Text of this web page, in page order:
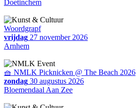
Doetinchem
Woordgrapf
vrijdag 27 november 2026
Arnhem
🧺 NMLK Picknicken @ The Beach 2026
zondag 30 augustus 2026
Bloemendaal Aan Zee